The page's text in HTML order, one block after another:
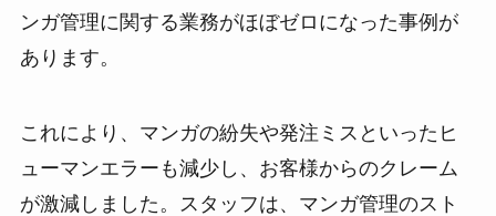
ンガ管理に関する業務がほぼゼロになった事例が
あります。
これにより、マンガの紛失や発注ミスといったヒ
ューマンエラーも減少し、お客様からのクレーム
が激減しました。スタッフは、マンガ管理のスト